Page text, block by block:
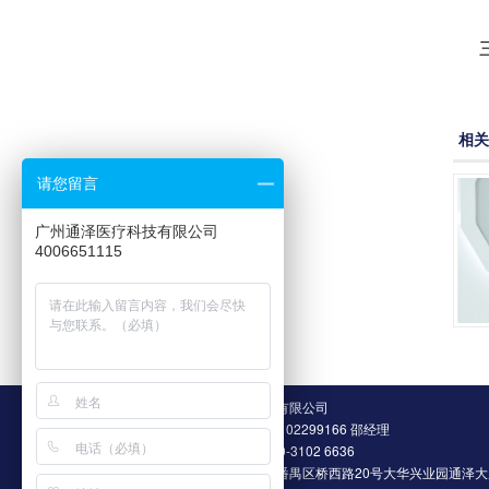
相
广州通泽医疗科技有限公司
项目合作热线：18102299166 邵经理
售后服务热线：020-3102 6636
公司地址：广州市番禺区桥西路20号大华兴业园通泽
请您留言
广州通泽医疗科技有限公司
4006651115